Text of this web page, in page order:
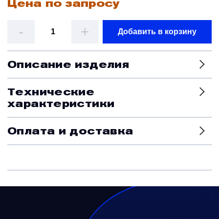
Цена по запросу
- + Добавить в корзину
Описание изделия
Технические
характеристики
Оплата и доставка
Краны и клапаны
Наземное вспомогательное оборудование